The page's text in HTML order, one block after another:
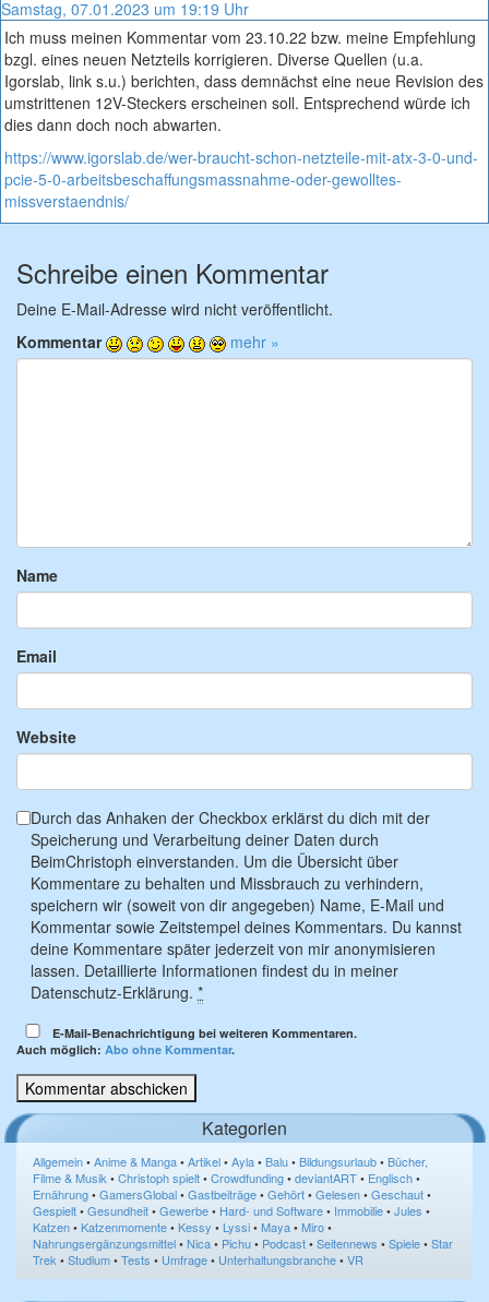
Samstag, 07.01.2023 um 19:19 Uhr
Ich muss meinen Kommentar vom 23.10.22 bzw. meine Empfehlung
bzgl. eines neuen Netzteils korrigieren. Diverse Quellen (u.a.
Igorslab, link s.u.) berichten, dass demnächst eine neue Revision des
umstrittenen 12V-Steckers erscheinen soll. Entsprechend würde ich
dies dann doch noch abwarten.
https://www.igorslab.de/wer-braucht-schon-netzteile-mit-atx-3-0-und-
pcie-5-0-arbeitsbeschaffungsmassnahme-oder-gewolltes-
missverstaendnis/
Schreibe einen Kommentar
Deine E-Mail-Adresse wird nicht veröffentlicht.
Kommentar
mehr »
Name
Email
Website
Durch das Anhaken der Checkbox erklärst du dich mit der
Speicherung und Verarbeitung deiner Daten durch
BeimChristoph einverstanden. Um die Übersicht über
Kommentare zu behalten und Missbrauch zu verhindern,
speichern wir (soweit von dir angegeben) Name, E-Mail und
Kommentar sowie Zeitstempel deines Kommentars. Du kannst
deine Kommentare später jederzeit von mir anonymisieren
lassen. Detaillierte Informationen findest du in meiner
Datenschutz-Erklärung. *
E-Mail-Benachrichtigung bei weiteren Kommentaren.
Auch möglich: Abo ohne Kommentar.
Kategorien
Allgemein•Anime & Manga•Artikel•Ayla•Balu•Bildungsurlaub•Bücher,
Filme & Musik •Christoph spielt•Crowdfunding•deviantART• Englisch•
Ernährung•GamersGlobal•Gastbeiträge•Gehört•Gelesen•Geschaut•
Gespielt•Gesundheit•Gewerbe• Hard- und Software• Immobilie•Jules •
Katzen•Katzenmomente•Kessy • Lyssi•Maya•Miro•
Nahrungsergänzungsmittel•Nica• Pichu• Podcast•Seitennews •Spiele•Star
Trek •Studium•Tests • Umfrage• Unterhaltungsbranche•VR